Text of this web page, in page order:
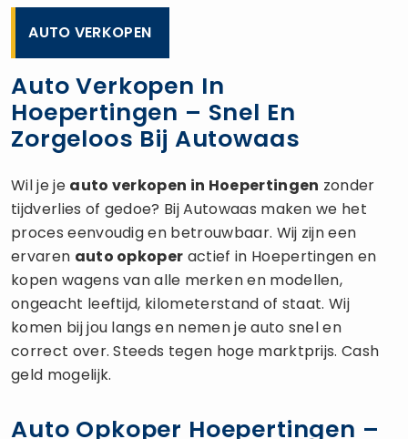
AUTO VERKOPEN
Auto Verkopen In
Hoepertingen – Snel En
Zorgeloos Bij Autowaas
Wil je je auto verkopen in Hoepertingen zonder
tijdverlies of gedoe? Bij Autowaas maken we het
proces eenvoudig en betrouwbaar. Wij zijn een
ervaren auto opkoper actief in Hoepertingen en
kopen wagens van alle merken en modellen,
ongeacht leeftijd, kilometerstand of staat. Wij
komen bij jou langs en nemen je auto snel en
correct over. Steeds tegen hoge marktprijs. Cash
geld mogelijk.
Auto Opkoper Hoepertingen –